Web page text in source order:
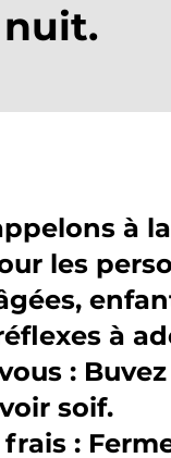
nuit.
à
les
à
:
soif.
frais :